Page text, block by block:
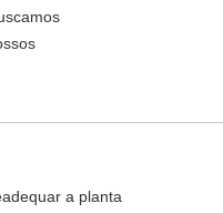
analise
as
x
a planta